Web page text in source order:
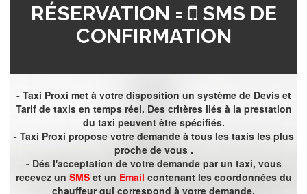
RÉSERVATION =
SMS DE
CONFIRMATION
- Taxi Proxi met à votre disposition un système de Devis et
Tarif de taxis en temps réel. Des critères liés à la prestation
du taxi peuvent être spécifiés.
- Taxi Proxi propose votre demande à tous les taxis les plus
proche de vous .
- Dés l'acceptation de votre demande par un taxi, vous
recevez un SMSet un Email contenant les coordonnées du
chauffeur qui correspond à votre demande.